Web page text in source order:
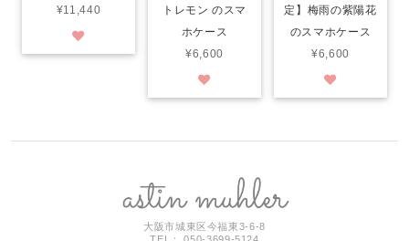
¥11,440
トレモン のスマ
ホケース
¥6,600
定】梅雨の紫陽花
のスマホケース
¥6,600
大阪市城東区今福東3-6-8